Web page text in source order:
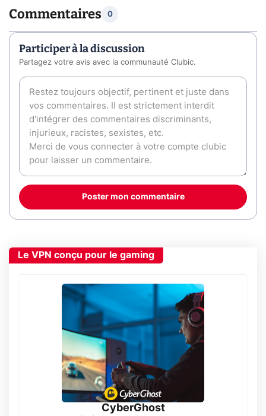
Commentaires 0
Participer à la discussion
Partagez votre avis avec la communauté Clubic.
Poster mon commentaire
Le VPN conçu pour le gaming
CyberGhost